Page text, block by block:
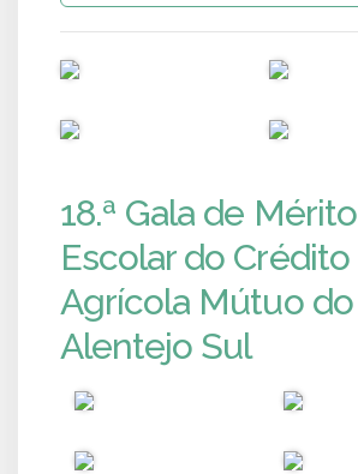
18.ª Gala de Mérito
Escolar do Crédito
Agrícola Mútuo do
Alentejo Sul